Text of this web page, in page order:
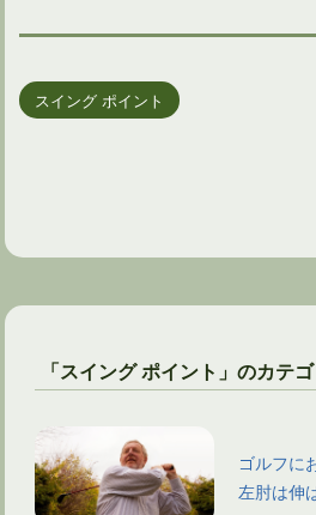
スイング ポイント
「スイング ポイント」のカテ
ゴルフに
左肘は伸